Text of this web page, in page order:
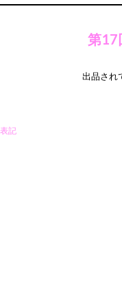
第17
出品され
記